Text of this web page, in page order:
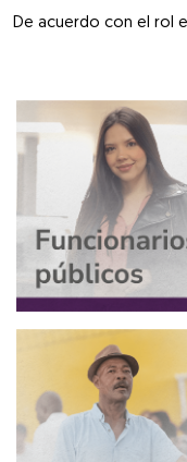
De acuerdo con el rol